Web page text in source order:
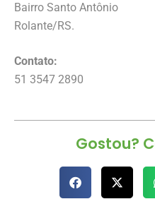
Bairro Santo Antônio
Rolante/RS.
Contato:
51 3547 2890
Gostou?